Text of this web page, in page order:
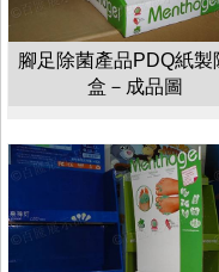
腳足除菌產品PDQ紙製
盒－成品圖